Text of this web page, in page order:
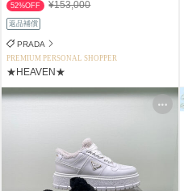
52%OFF ¥153,000
返品補償
PRADA
PREMIUM PERSONAL SHOPPER
★HEAVEN★